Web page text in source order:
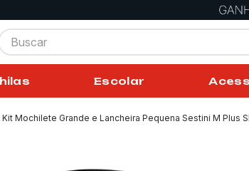
Escolar
Kit Mochilete Grande e Lancheira Pequena Sestini M Plus